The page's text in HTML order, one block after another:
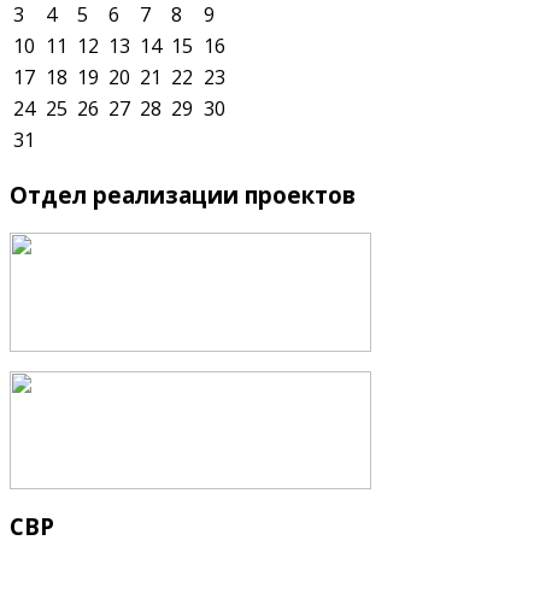
3
4 5 6 7 8
9
10 11 12 13 14 15 16
17 18 19 20 21 22 23
24 25 26 27 28 29 30
31
Отдел реализации проектов
СВР